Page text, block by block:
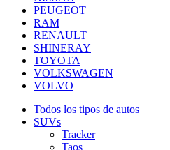
PEUGEOT
RAM
RENAULT
SHINERAY
TOYOTA
VOLKSWAGEN
VOLVO
Todos los tipos de autos
SUVs
Tracker
Taos